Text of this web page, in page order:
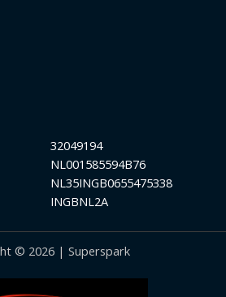
32049194
NL001585594B76
NL35INGB0655475338
INGBNL2A
© 2026 | Superspark